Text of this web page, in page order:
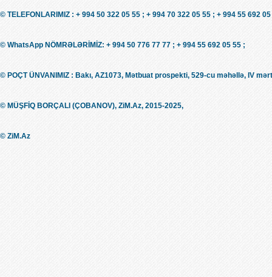
© TELEFONLARIMIZ : + 994 50 322 05 55 ; + 994 70 322 05 55 ; + 994 55 692
© WhatsApp NÖMRƏLƏRİMİZ: + 994 50 776 77 77 ; + 994 55 692 05 55 ;
© POÇT ÜNVANIMIZ : Bakı, AZ1073, Mətbuat prospekti, 529-cu məhəllə, IV
© MÜŞFİQ BORÇALI (ÇOBANOV), ZiM.Az, 2015-2025,
© ZiM.Az